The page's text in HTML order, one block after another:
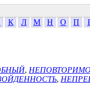
К Л М Н О П
,
,